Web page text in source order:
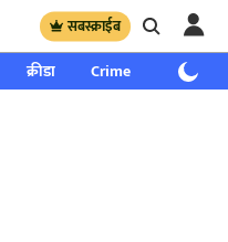
सबस्क्राईब
क्रीडा Crime साप्ताहिक